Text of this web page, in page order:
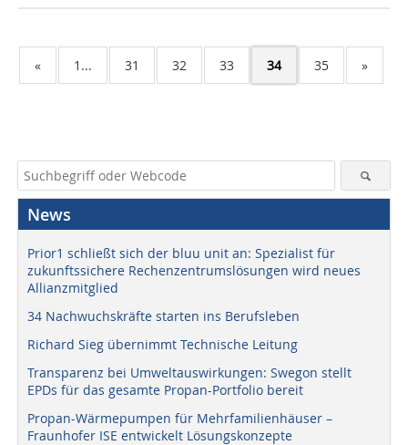
« 1... 31 32 33 34 35 »
News
Prior1 schließt sich der bluu unit an: Spezialist für
zukunftssichere Rechenzentrumslösungen wird neues
Allianzmitglied
34 Nachwuchskräfte starten ins Berufsleben
Richard Sieg übernimmt Technische Leitung
Transparenz bei Umweltauswirkungen: Swegon stellt
EPDs für das gesamte Propan-Portfolio bereit
Propan-Wärmepumpen für Mehrfamilienhäuser –
Fraunhofer ISE entwickelt Lösungskonzepte